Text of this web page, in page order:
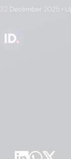
22 December 2025 •